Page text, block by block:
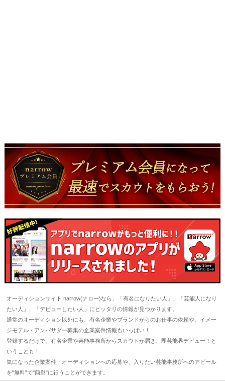
オーディションサイト narrow(ナロー)なら、「有名になりたい人」、「芸能人になり
たい人」、「デビューしたい人」にピッタリの情報が見つかります。
通常のオーディション以外にも、有名企業やブランドからのお仕事の依頼や、イメー
ジモデル・アンバサダー募集の企業案件情報もいっぱい！
登録するだけで、有名企業や芸能事務所からスカウトが届き、即芸能界デビュー！と
いうことも！
気になった企業案件・オーディションへの応募や、入りたい芸能事務所へのアピール
を"無料"で"簡単"に行うことができます。